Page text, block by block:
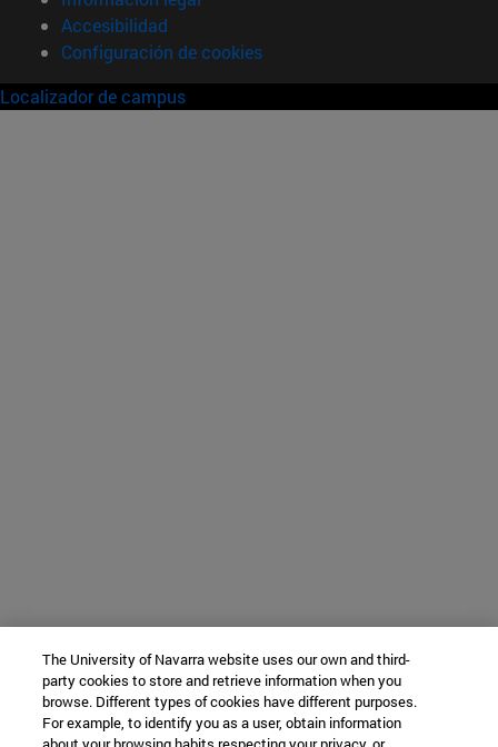
Accesibilidad
Configuración de cookies
Localizador de campus
The University of Navarra website uses our own and third-
party cookies to store and retrieve information when you
browse. Different types of cookies have different purposes.
For example, to identify you as a user, obtain information